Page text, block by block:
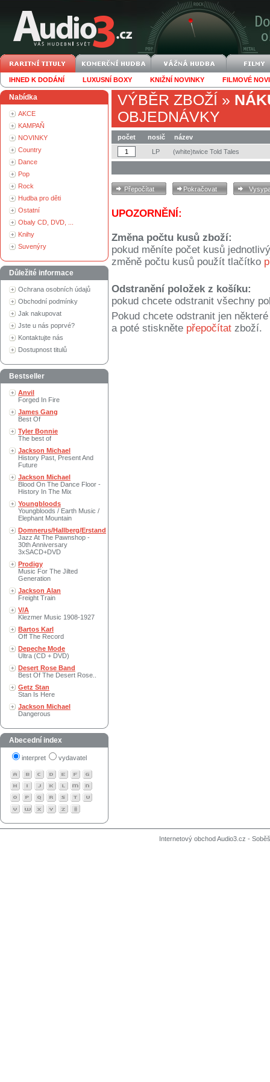
IHNED K DODÁNÍ LUXUSNÍ BOXY KNIŽNÍ NOVINKY FILMOVÉ
Nabídka
AKCE
KAMPAŇ
NOVINKY
Country
Dance
Pop
Rock
Hudba pro děti
Ostatní
Obaly CD, DVD, ...
Knihy
Suvenýry
Důležité informace
Ochrana osobních údajů
Obchodní podmínky
Jak nakupovat
Jste u nás poprvé?
Kontaktujte nás
Dostupnost titulů
Bestseller
Anvil
Forged In Fire
James Gang
Best Of
Tyler Bonnie
The best of
Jackson Michael
History Past, Present And
Future
Jackson Michael
Blood On The Dance Floor -
History In The Mix
Youngbloods
Youngbloods / Earth Music /
Elephant Mountain
Domnerus/Hallberg/Erstand
Jazz At The Pawnshop -
30th Anniversary
3xSACD+DVD
Prodigy
Music For The Jilted
Generation
Jackson Alan
Freight Train
V/A
Klezmer Music 1908-1927
Bartos Karl
Off The Record
Depeche Mode
Ultra (CD + DVD)
Desert Rose Band
Best Of The Desert Rose..
Getz Stan
Stan Is Here
Jackson Michael
Dangerous
Abecední index
interpret vydavatel
VÝBĚR ZBOŽÍ »
OBJEDNÁVKY
počet nosič
název
LP
(white)twice Told Tales
UPOZORNĚNÍ:
Změna počtu kusů zboží:
pokud měníte počet kusů
změně počtu kusů použít tlačítko
Odstranění položek z košíku:
pokud chcete odstranit všechny
Pokud chcete odstranit jen
a poté stiskněte přepočítat zboží.
Internetový obchod Audio3.cz -